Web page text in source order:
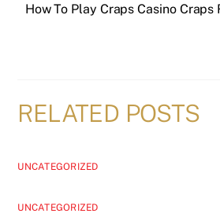
How To Play Craps Casino
RELATED POSTS
UNCATEGORIZED
UNCATEGORIZED